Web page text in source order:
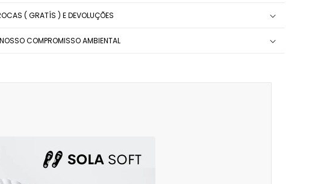
( GRATÍS ) E DEVOLUÇÕES
COMPROMISSO AMBIENTAL